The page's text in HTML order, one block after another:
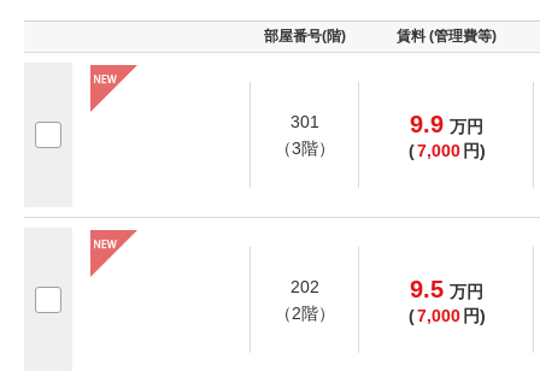
部屋番号(階) 賃料 (管理費等)
301
（3階）
9.9 万円
(7,000 円)
202
（2階）
9.5 万円
(7,000 円)